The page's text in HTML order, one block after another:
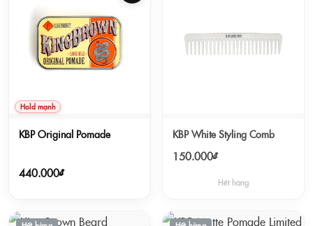
Hold mạnh
KBP Original Pomade
440.000₫
KBP White Styling Comb
150.000₫
Hết hàng